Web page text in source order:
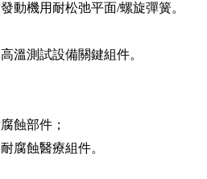
動機用耐松弛平面/螺旋彈簧。
溫測試設備關鍵組件。
蝕部件；
腐蝕醫療組件。